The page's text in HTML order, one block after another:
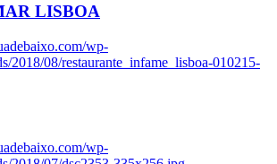
LISBOA
wp-
2018/08/restaurante_infame_lisboa-010215-
wp-